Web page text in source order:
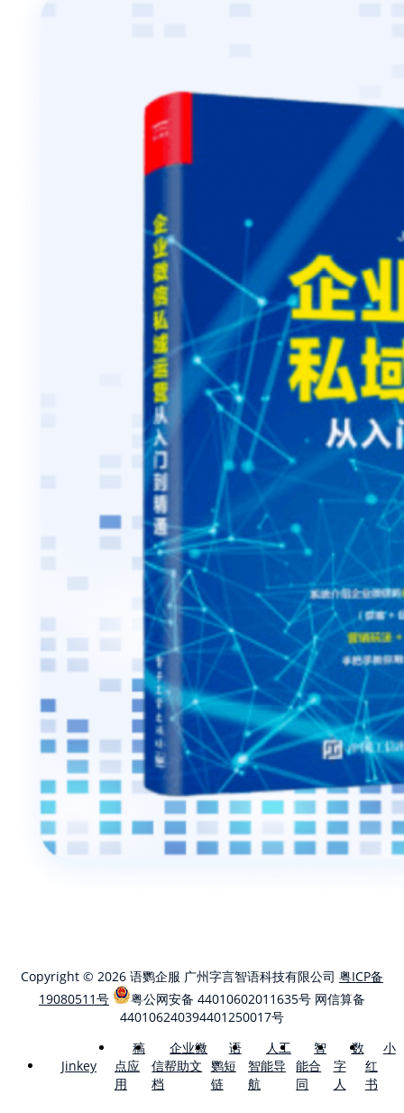
Copyright © 2026 语鹦企服 广州字言智语科技有限公司 粤ICP备
19080511号
粤公网安备 44010602011635号 网信算备
440106240394401250017号
Jinkey
稿
点应
用
企业微
信帮助文
档
语
鹦短
链
人工
智能导
航
智
能合
同
数
字
人
小
红
书